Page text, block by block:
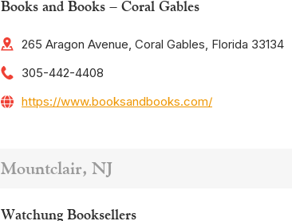
Books and Books – Coral Gables
265 Aragon Avenue, Coral Gables, Florida 33134
305-442-4408
https://www.booksandbooks.com/
Mountclair, NJ
Watchung Booksellers